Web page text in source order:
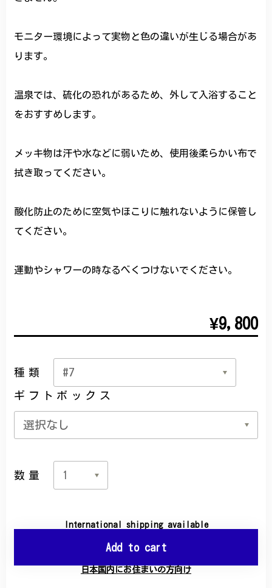
モニター環境によって実物と色の違いが生じる場合があ
ります。
温泉では、硫化の恐れがあるため、外して入浴すること
をおすすめします。
メッキ物は汗や水などに弱いため、使用後柔らかい布で
拭き取ってください。
酸化防止のために空気やほこりに触れないように保管し
てください。
運動やシャワーの時なるべくつけないでください。
¥9,800
種類
ギフトボックス
数量
International shipping available
Add to cart
日本国内にお住まいの方向け